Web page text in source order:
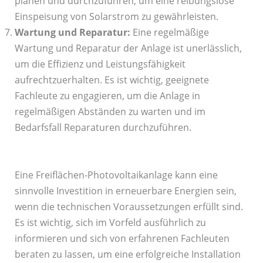
Einspeisung von Solarstrom zu gewährleisten.
Wartung und Reparatur: Eine regelmäßige
Wartung und Reparatur der Anlage ist unerlässlich,
um die Effizienz und Leistungsfähigkeit
aufrechtzuerhalten. Es ist wichtig, geeignete
Fachleute zu engagieren, um die Anlage in
regelmäßigen Abständen zu warten und im
Bedarfsfall Reparaturen durchzuführen.
Eine Freiflächen-Photovoltaikanlage kann eine
sinnvolle Investition in erneuerbare Energien sein,
wenn die technischen Voraussetzungen erfüllt sind.
Es ist wichtig, sich im Vorfeld ausführlich zu
informieren und sich von erfahrenen Fachleuten
beraten zu lassen, um eine erfolgreiche Installation